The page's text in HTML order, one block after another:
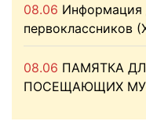
08.06 Информация
первоклассников
08.06 ПАМЯТКА
ПОСЕЩАЮЩИХ